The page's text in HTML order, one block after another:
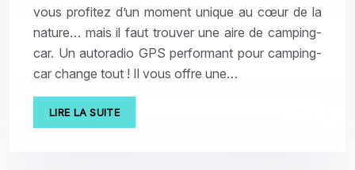
vous profitez d’un moment unique au cœur de la
nature… mais il faut trouver une aire de camping-
car. Un autoradio GPS performant pour camping-
car change tout ! Il vous offre une…
LIRE LA SUITE